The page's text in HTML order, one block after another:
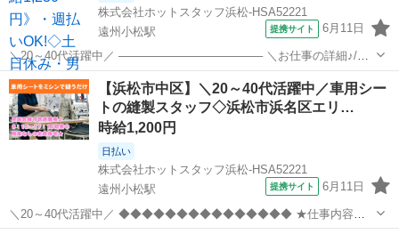
株式会社ホットスタッフ浜松-HSA52221
遠州小松駅
提携サイト 6月11日
＼20～40代活躍中／ ────────────────── ＼お仕事の詳細♪/
────────────────── 自動車シートの製造会社さん★ ミシンを
使った 縫製スタッフさんを募集します! (1)裁断された布...
静岡 遠州小松駅 その他
【浜松市中区】＼20～40代活躍中／車用シー
トの縫製スタッフ◇浜松市浜名区エリ…
時給1,200円
日払い
株式会社ホットスタッフ浜松-HSA52221
遠州小松駅
提携サイト 6月11日
＼20～40代活躍中／ ◆◆◆◆◆◆◆◆◆◆◆◆◆◆◆ ★仕事内容★
◆◆◆◆◆◆◆◆◆◆◆◆◆◆◆ 自動車シートの製造会社さん★ ミシ